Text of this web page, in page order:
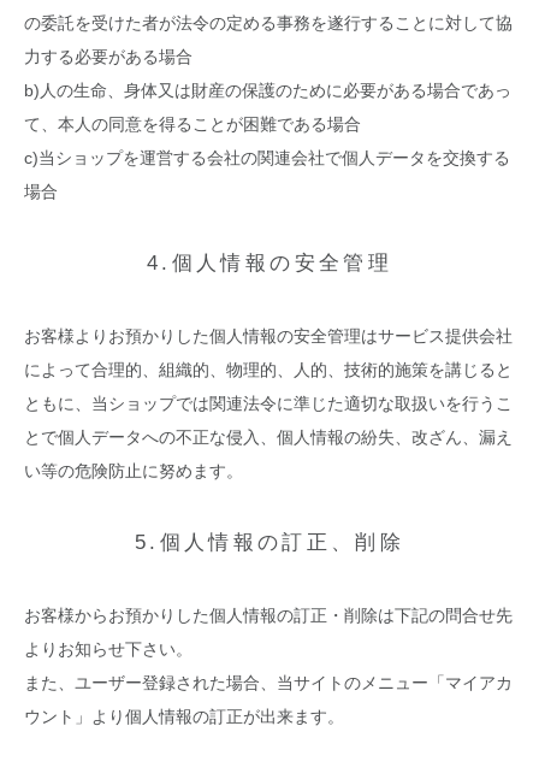
の委託を受けた者が法令の定める事務を遂行することに対して協
力する必要がある場合
b)人の生命、身体又は財産の保護のために必要がある場合であっ
て、本人の同意を得ることが困難である場合
c)当ショップを運営する会社の関連会社で個人データを交換する
場合
4.個人情報の安全管理
お客様よりお預かりした個人情報の安全管理はサービス提供会社
によって合理的、組織的、物理的、人的、技術的施策を講じると
ともに、当ショップでは関連法令に準じた適切な取扱いを行うこ
とで個人データへの不正な侵入、個人情報の紛失、改ざん、漏え
い等の危険防止に努めます。
5.個人情報の訂正、削除
お客様からお預かりした個人情報の訂正・削除は下記の問合せ先
よりお知らせ下さい。
また、ユーザー登録された場合、当サイトのメニュー「マイアカ
ウント」より個人情報の訂正が出来ます。